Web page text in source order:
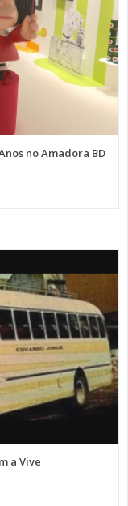
no Amadora BD
a Vive